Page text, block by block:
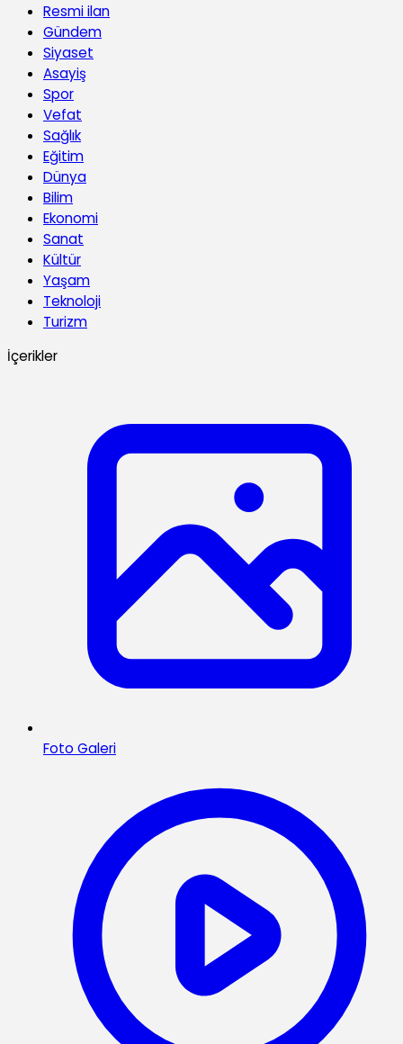
Resmi ilan
Gündem
Siyaset
Asayiş
Spor
Vefat
Sağlık
Eğitim
Dünya
Bilim
Ekonomi
Sanat
Kültür
Yaşam
Teknoloji
Turizm
İçerikler
Foto Galeri